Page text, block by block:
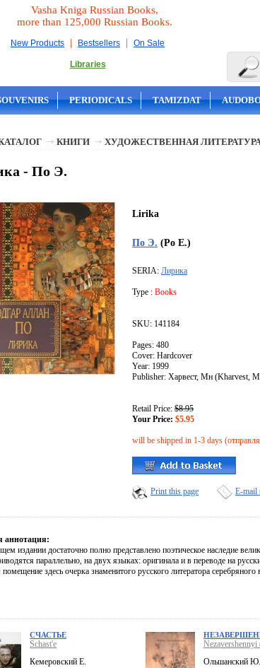
Vasha Kniga Russian Books,
more than 125,000 Russian Books.
New Products | Bestsellers | On Sale
Libraries
PERIODICALS TAMIZDAT
КНИГИ ХУДОЖЕСТВЕННАЯ
- По Э.
Lirika
По Э. (Po E.)
SERIA: Лирика
Type : Books
SKU: 141184
Pages: 480
Cover: Hardcover
Year: 1999
Publisher: Харвест, Мн (Kharvest,
Retail Price: $8.95
Your Price: $5.95
will be shipped in 1-3 days
Print this page E-mail
аннотация:
издании достаточно полно представлено поэтическое наследие
параллельно, на двух языках: оригинала и в переводе на
помещение здесь очерка знаменитого русского литератора
СЧАСТЬЕ
Schast'e
Кемеровский Е.
Nezavershennyi
Ольшанский Ю.